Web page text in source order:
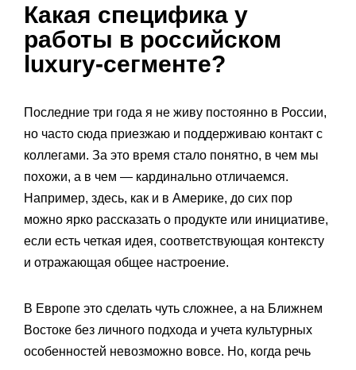
Какая специфика у
работы в российском
luxury‑сегменте?
Последние три года я не живу постоянно в России,
но часто сюда приезжаю и поддерживаю контакт с
коллегами. За это время стало понятно, в чем мы
похожи, а в чем — кардинально отличаемся.
Например, здесь, как и в Америке, до сих пор
можно ярко рассказать о продукте или инициативе,
если есть четкая идея, соответствующая контексту
и отражающая общее настроение.
В Европе это сделать чуть сложнее, а на Ближнем
Востоке без личного подхода и учета культурных
особенностей невозможно вовсе. Но, когда речь